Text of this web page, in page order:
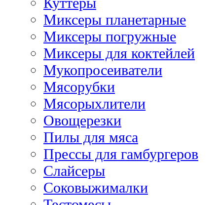
Миксеры планетарные
Миксеры погружные
Миксеры для коктейлей
Мукопросеиватели
Мясорубки
Мясорыхлители
Овощерезки
Пилы для мяса
Прессы для гамбургеров
Слайсеры
Соковыжималки